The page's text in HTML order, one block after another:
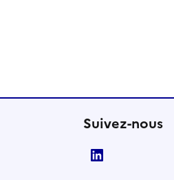
Suivez-nous